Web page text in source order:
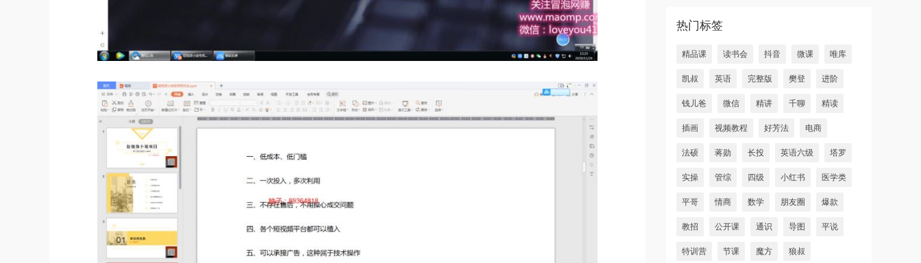
热门标签
精品课 读书会 抖音 微课 唯库
凯叔 英语 完整版 樊登 进阶
钱儿爸 微信 精讲 千聊 精读
插画 视频教程 好芳法 电商
法硕 蒋勋 长投 英语六级 塔罗
实操 管综 四级 小红书 医学类
平哥 情商 数学 朋友圈 爆款
教招 公开课 通识 导图 平说
特训营 节课 魔方 狼叔